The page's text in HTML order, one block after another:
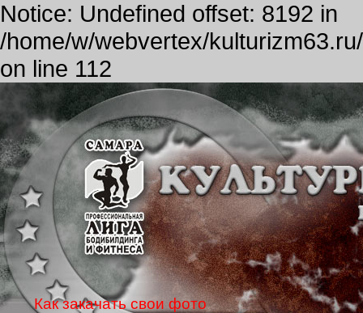
Notice: Undefined offset: 8192 in
/home/w/webvertex/
on line 112
Как закачать свои фото